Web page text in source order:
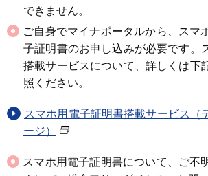
できません。
ご自身でマイナポータルから、スマ
子証明書のお申し込みが必要です。
搭載サービスについて、詳しくは下
照ください。
スマホ用電子証明書搭載サービス（
ージ）
スマホ用電子証明書について、ご不